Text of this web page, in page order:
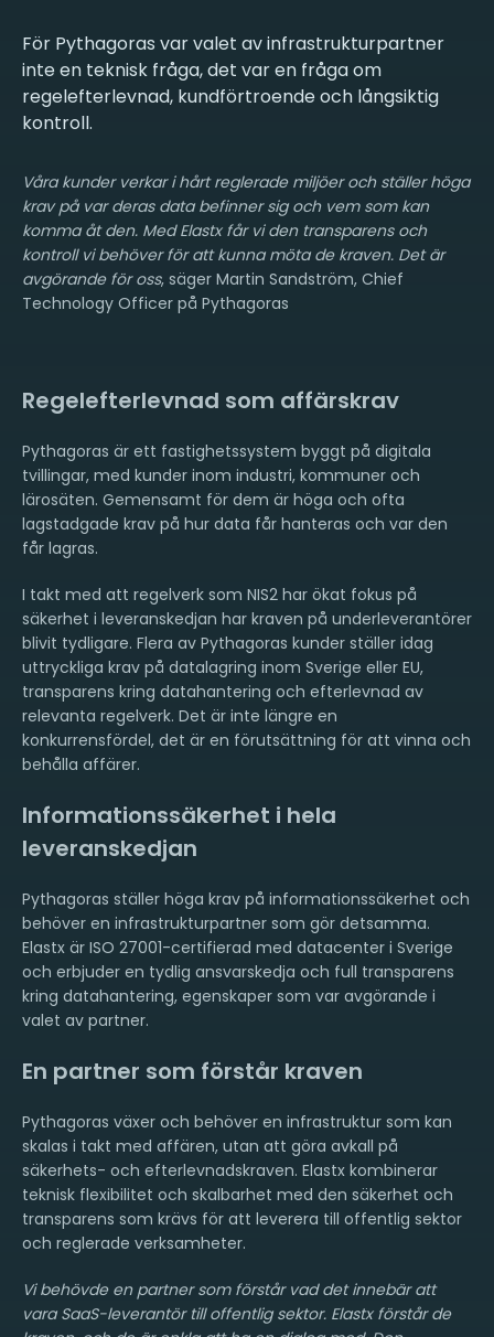
För Pythagoras var valet av infrastrukturpartner
inte en teknisk fråga, det var en fråga om
regelefterlevnad, kundförtroende och långsiktig
Våra kunder verkar i hårt reglerade miljöer och ställer höga
krav på var deras data befinner sig och vem som kan
komma åt den. Med Elastx får vi den transparens och
kontroll vi behöver för att kunna möta de kraven. Det är
avgörande för oss, säger Martin Sandström, Chief
Technology Officer på Pythagoras
Regelefterlevnad som affärskrav
Pythagoras är ett fastighetssystem byggt på digitala
tvillingar, med kunder inom industri, kommuner och
lärosäten. Gemensamt för dem är höga och ofta
lagstadgade krav på hur data får hanteras och var den
får lagras.
I takt med att regelverk som NIS2 har ökat fokus på
säkerhet i leveranskedjan har kraven på underleverantörer
blivit tydligare. Flera av Pythagoras kunder ställer idag
uttryckliga krav på datalagring inom Sverige eller EU,
transparens kring datahantering och efterlevnad av
relevanta regelverk. Det är inte längre en
konkurrensfördel, det är en förutsättning för att vinna och
behålla affärer.
Informationssäkerhet i hela
leveranskedjan
Pythagoras ställer höga krav på informationssäkerhet och
behöver en infrastrukturpartner som gör detsamma.
Elastx är ISO 27001-certifierad med datacenter i Sverige
och erbjuder en tydlig ansvarskedja och full transparens
kring datahantering, egenskaper som var avgörande i
valet av partner.
En partner som förstår kraven
Pythagoras växer och behöver en infrastruktur som kan
skalas i takt med affären, utan att göra avkall på
säkerhets- och efterlevnadskraven. Elastx kombinerar
teknisk flexibilitet och skalbarhet med den säkerhet och
transparens som krävs för att leverera till offentlig sektor
och reglerade verksamheter.
Vi behövde en partner som förstår vad det innebär att
vara SaaS-leverantör till offentlig sektor. Elastx förstår de